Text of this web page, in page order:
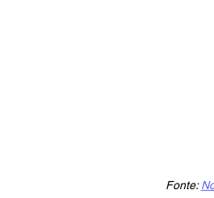
Fonte: